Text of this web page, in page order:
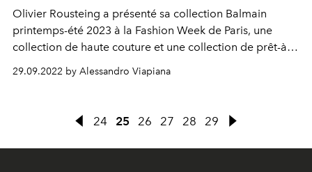
Olivier Rousteing a présenté sa collection Balmain
printemps-été 2023 à la Fashion Week de Paris, une
collection de haute couture et une collection de prêt-à-
traditions lointaines.
29.09.2022 by Alessandro Viapiana
24 25 26 27 28 29